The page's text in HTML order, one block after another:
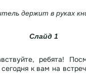
держит в руках
Слайд 1
ребята!
к вам на